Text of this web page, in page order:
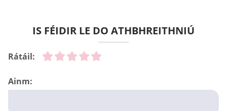
IS FÉIDIR LE DO ATHBHREITHNIÚ
Rátáil:
Ainm: